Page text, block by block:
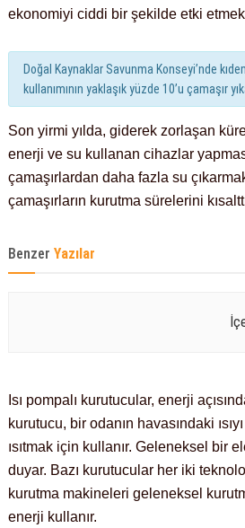
ekonomiyi ciddi bir şekilde etki
Doğal Kaynaklar Savunma Konseyi’nde
kullanımının yaklaşık yüzde 10’u çamaşır
Son yirmi yılda, giderek zorlaşan
enerji ve su kullanan cihazlar
çamaşırlardan daha fazla su
çamaşırların kurutma sürelerini
Benzer Yazılar
Isı pompalı kurutucular, enerji
kurutucu, bir odanın havasındaki
ısıtmak için kullanır. Geleneksel bir
duyar. Bazı kurutucular her iki
kurutma makineleri geleneksel
enerji kullanır.